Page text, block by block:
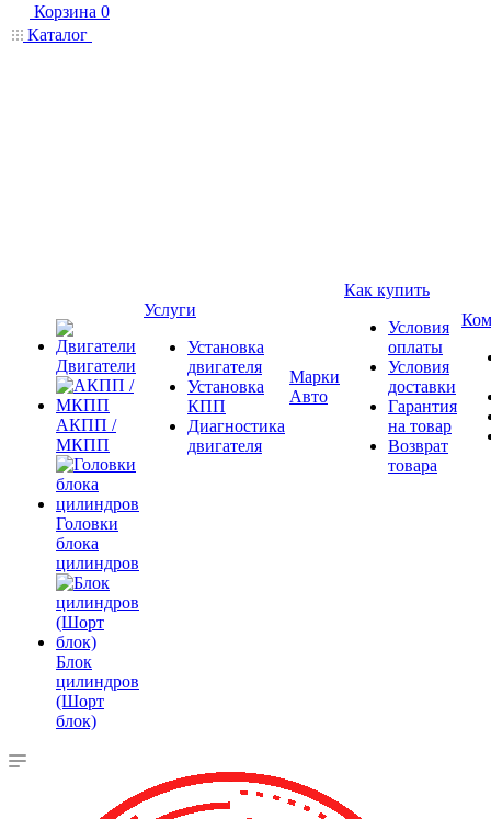
Корзина 0
Каталог
Двигатели
АКПП /
МКПП
Головки
блока
цилиндров
Блок
цилиндров
(Шорт
блок)
Услуги
Установка
двигателя
Установка
КПП
Диагностика
двигателя
Марки
Авто
Как купить
Условия
оплаты
Условия
доставки
Гарантия
на товар
Возврат
товара